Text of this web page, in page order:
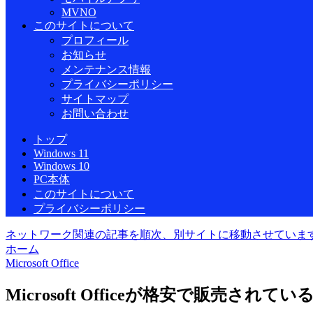
MVNO
このサイトについて
プロフィール
お知らせ
メンテナンス情報
プライバシーポリシー
サイトマップ
お問い合わせ
トップ
Windows 11
Windows 10
PC本体
このサイトについて
プライバシーポリシー
ネットワーク関連の記事を順次、別サイトに移動させていま
ホーム
Microsoft Office
Microsoft Officeが格安で販売されてい